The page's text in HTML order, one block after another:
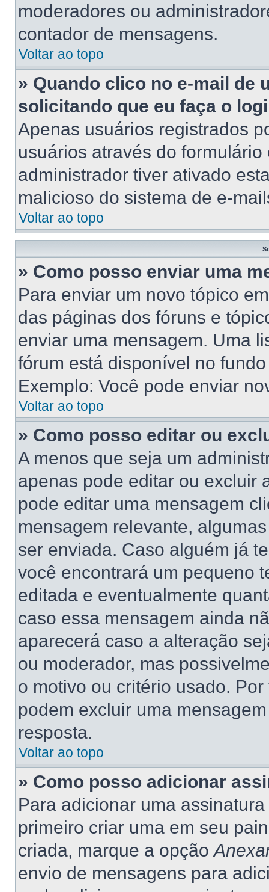
moderadores ou
contador de mensagens.
Voltar ao topo
» Quando clico no e-mail de
solicitando que eu faça o
Apenas usuários registrados
usuários através do
administrador tiver ativado
malicioso do sistema de e-
Voltar ao topo
» Como posso enviar uma
Para enviar um novo tópico
das páginas dos fóruns e
enviar uma mensagem. Uma
fórum está disponível no
Exemplo: Você pode enviar
Voltar ao topo
» Como posso editar ou
A menos que seja um
apenas pode editar ou excluir
pode editar uma mensagem
mensagem relevante,
ser enviada. Caso alguém já
você encontrará um pequeno
editada e eventualmente
caso essa mensagem ainda
aparecerá caso a alteração
ou moderador, mas
o motivo ou critério usado.
podem excluir uma
resposta.
Voltar ao topo
» Como posso adicionar
Para adicionar uma
primeiro criar uma em seu
criada, marque a opção
envio de mensagens para